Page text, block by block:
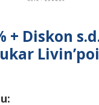
+ Diskon